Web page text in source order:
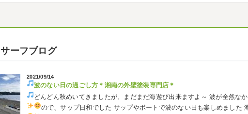
ベルマーレ＊横浜・藤沢・寒川・茅ヶ崎・小田原外壁塗装専門店＊
ようと思います
も会えました今シーズンもよろしくお願いいたします
2026/05/02
自転車＊横浜・藤沢・寒川・茅ヶ崎・小田原外壁塗装専門店＊
みなさんこんにちは ＧＷはいかがお過ごしですか？ 先日は娘と海沿い
サーフブログ
2021/09/14
波のない日の過ごし方 ＊湘南の外壁塗装専門店＊
どんどん秋めいてきましたが、まだまだ海遊び出来ますよ～ 波が全然な
ので、サップ日和でした サップやボートで波のない日も楽しめました